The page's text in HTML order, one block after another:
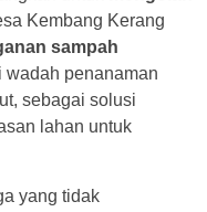
Kembang Kerang
sampah
penanaman
sebagai solusi
lahan untuk
yang tidak